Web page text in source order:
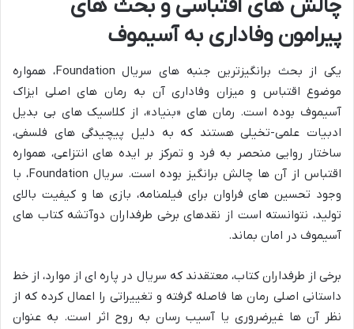
چالش های اقتباسی و بحث های
پیرامون وفاداری به آسیموف
یکی از بحث برانگیزترین جنبه های سریال Foundation، همواره
موضوع اقتباس و میزان وفاداری آن به رمان های اصلی ایزاک
آسیموف بوده است. رمان های «بنیاد»، از کلاسیک های بی بدیل
ادبیات علمی-تخیلی هستند که به دلیل پیچیدگی های فلسفی،
ساختار روایی منحصر به فرد و تمرکز بر ایده های انتزاعی، همواره
اقتباس از آن ها چالش برانگیز بوده است. سریال Foundation، با
وجود تحسین های فراوان برای فیلمنامه، بازی ها و کیفیت بالای
تولید، نتوانسته است از نقدهای برخی طرفداران دوآتشه کتاب های
آسیموف در امان بماند.
برخی از طرفداران کتاب، معتقدند که سریال در پاره ای از موارد، از خط
داستانی اصلی رمان ها فاصله گرفته و تغییراتی را اعمال کرده که از
نظر آن ها غیرضروری یا آسیب رسان به روح اثر است. به عنوان